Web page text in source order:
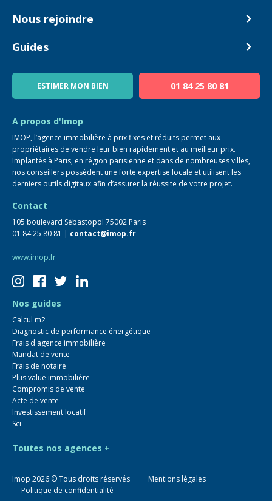
Biens en vente
Nous rejoindre
Devenir Conseiller
Guides
Blog
ESTIMER MON BIEN 01 84 25 80 81
A propos d'Imop
IMOP, l’agence immobilière à prix fixes et réduits permet aux
propriétaires de vendre leur bien rapidement et au meilleur prix.
Implantés à Paris, en région parisienne et dans de nombreuses villes,
nos conseillers possèdent une forte expertise locale et utilisent les
derniers outils digitaux afin d’assurer la réussite de votre projet.
Contact
105 boulevard Sébastopol 75002 Paris
01 84 25 80 81 | contact@imop.fr
www.imop.fr
Nos guides
Calcul m2
Diagnostic de performance énergétique
Frais d'agence immobilière
Mandat de vente
Frais de notaire
Plus value immobilière
Compromis de vente
Acte de vente
Investissement locatif
Sci
Toutes nos agences +
Imop 2026 © Tous droits réservés
Mentions légales
Politique de confidentialité